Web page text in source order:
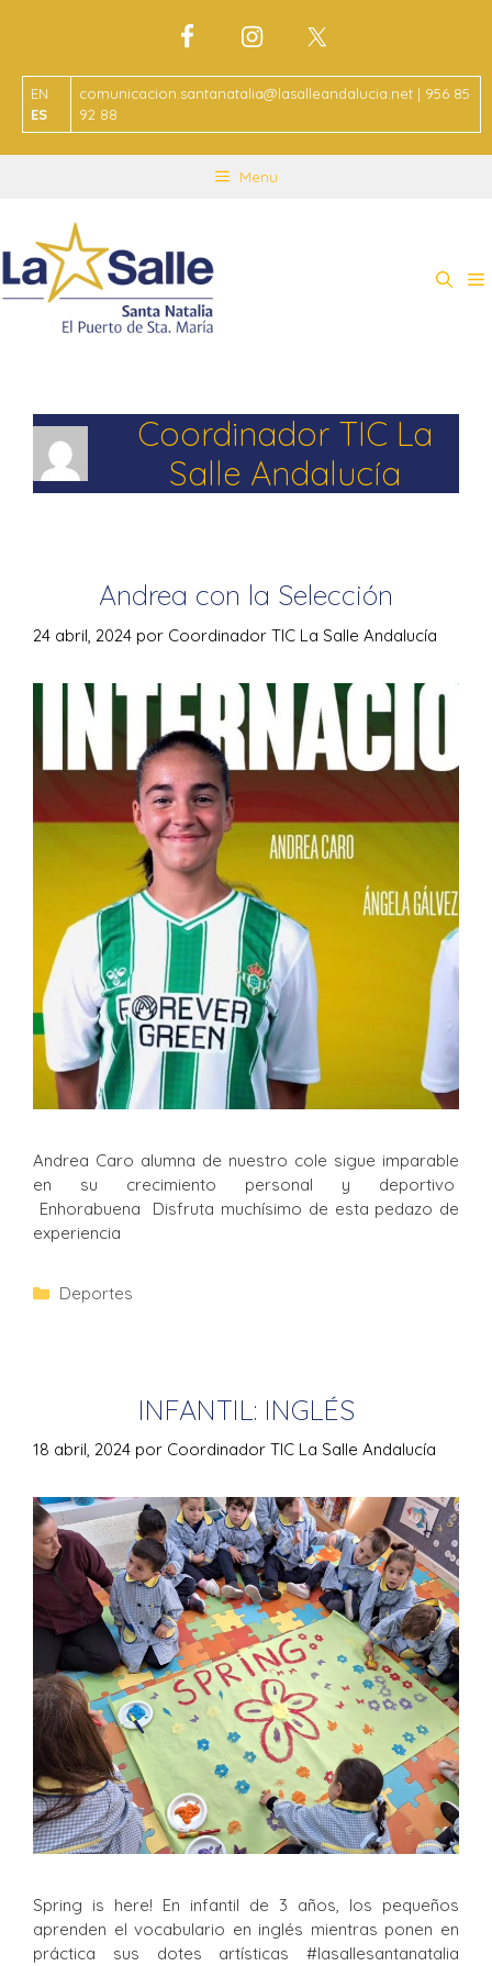
EN
ES
comunicacion.santanatalia@lasalleandalucia.net | 956 85
92 88
Menu
Coordinador TIC La
Salle Andalucía
Andrea con la Selección
24 abril, 2024 por Coordinador TIC La Salle Andalucía
Andrea Caro alumna de nuestro cole sigue imparable
en su crecimiento personal y deportivo
Enhorabuena Disfruta muchísimo de esta pedazo de
experiencia
Deportes
INFANTIL: INGLÉS
18 abril, 2024 por Coordinador TIC La Salle Andalucía
Spring is here! En infantil de 3 años, los pequeños
aprenden el vocabulario en inglés mientras ponen en
práctica sus dotes artísticas #lasallesantanatalia